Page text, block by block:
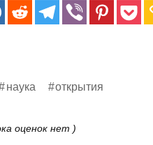
наука открытия
оценок нет )